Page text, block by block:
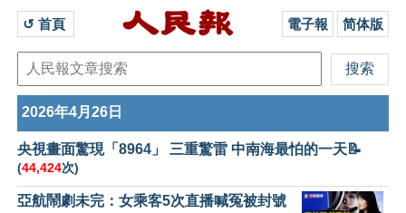
↺ 首頁 電子報 简体版
2026年4月26日
央視畫面驚現「8964」 三重驚雷 中南海最怕的一天📝
(44,424次)
亞航鬧劇未完：女乘客5次直播喊冤被封號